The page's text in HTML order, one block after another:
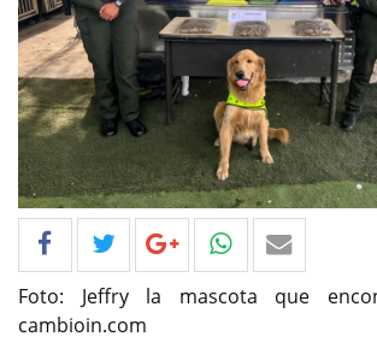
Foto: Jeffry la mascota que
cambioin.com